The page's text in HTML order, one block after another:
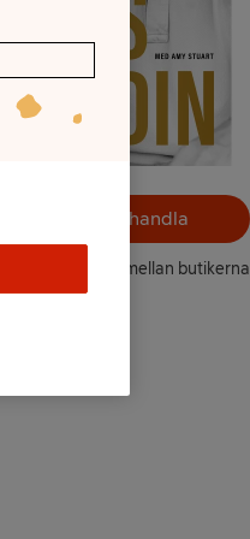
Välj butik och handla
kan variera mellan butikerna